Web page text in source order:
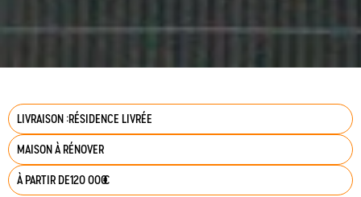
LIVRAISON :RÉSIDENCE LIVRÉE
MAISON À RÉNOVER
À PARTIR DE120 000€